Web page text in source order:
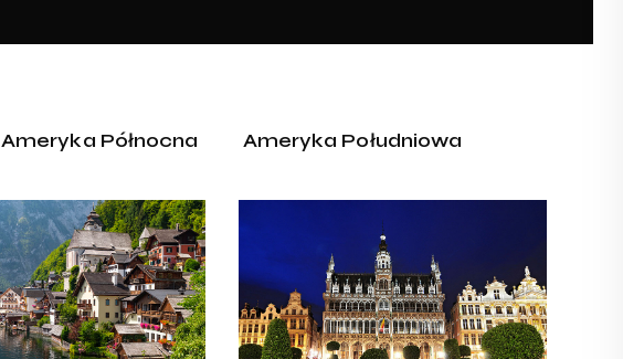
Ameryka Północna Ameryka Południowa